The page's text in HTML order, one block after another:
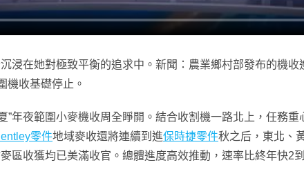
浸在她對極致平衡的追求中。新聞：農業鄉村部發布的機
機收基礎停止。
”年夜範圍小麥機收周全睜開。結合收割機一路北上，任務
零件地域麥收還將連續到進保時捷零件秋之后，東北、
區收獲均已美滿收官。總體進度高效推動，速率比終年快2